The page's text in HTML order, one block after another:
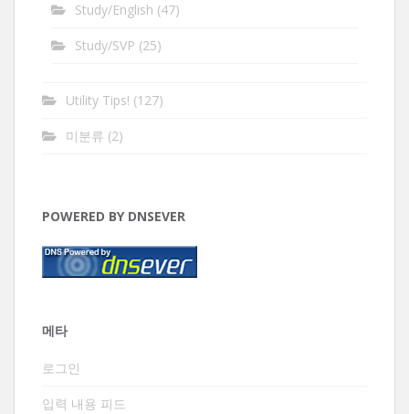
Study/English (47)
Study/SVP (25)
Utility Tips! (127)
미분류 (2)
POWERED BY DNSEVER
메타
로그인
입력 내용 피드